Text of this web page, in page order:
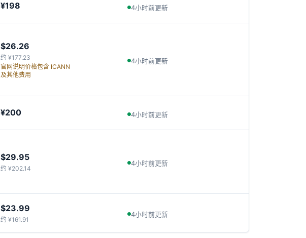
¥198 4小时前更新
$26.26
约 ¥177.23
官网说明价格包含 ICANN
及其他费用
4小时前更新
¥200 4小时前更新
$29.95
约 ¥202.14
4小时前更新
$23.99
约 ¥161.91
4小时前更新